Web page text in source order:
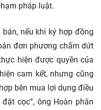
pháp luật.
nếu khi ký hợp đồng
đơn phương chấm dứt
hiện được quyền của
cam kết, nhưng cũng
bên mua lợi dụng điều
cọc”, ông Hoàn phân